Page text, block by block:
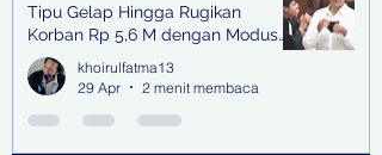
Tipu Gelap Hingga Rugikan
Korban Rp 5,6 M dengan Modus
Kerja Sama Impor Bodong
khoirulfatma13
29 Apr
2 menit membaca